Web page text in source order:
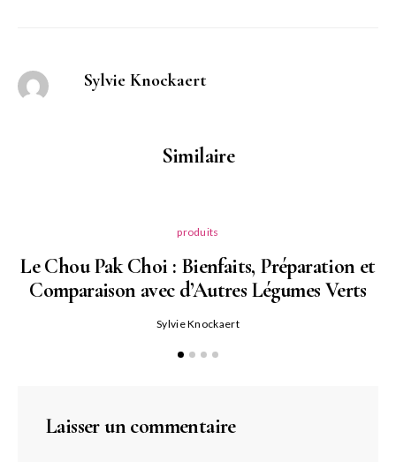
Sylvie Knockaert
Similaire
produits
Le Chou Pak Choi : Bienfaits, Préparation et
Comparaison avec d’Autres Légumes Verts
Sylvie Knockaert
Laisser un commentaire